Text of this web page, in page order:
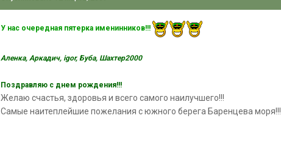
У нас очередная пятерка именинников!!!
Аленка, Аркадич, igor, Буба, Шахтер2000
Поздравляю с днем рождения!!!
Желаю счастья, здоровья и всего самого наилучшего!!!
Самые наитеплейшие пожелания с южного берега Баренцева моря!!!